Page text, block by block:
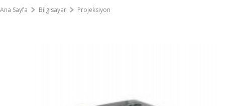
Ana Sayfa Bilgisayar Projeksiyon